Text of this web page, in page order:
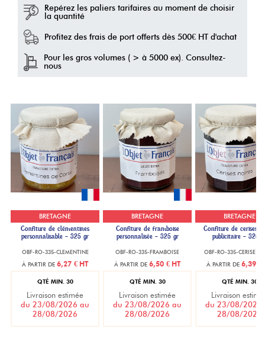
Repérez les paliers tarifaires au moment de choisir
la quantité
Profitez des frais de port offerts dès 500€ HT d'achat
Pour les gros volumes( > à 5000 ex). Consultez-
nous
BRETAGNE
Confiture de clémentines
personnalisable - 325 gr
OBF-RO-335-CLEMENTINE
À PARTIR DE 6,27 € HT
QTÉ MIN. 30
Livraison estimée
du 23/08/2026 au
28/08/2026
BRETAGNE
Confiture de framboise
personnalisée - 325 gr
OBF-RO-335-FRAMBOISE
À PARTIR DE 6,50 € HT
QTÉ MIN. 30
Livraison estimée
du 23/08/2026 au
28/08/2026
BRETAGNE
Confiture de cerises
publicitaire - 325
OBF-RO-335-
À PARTIR DE 6,39 €
QTÉ MIN. 30
Livraison
du 23/08/2026
28/08/2026